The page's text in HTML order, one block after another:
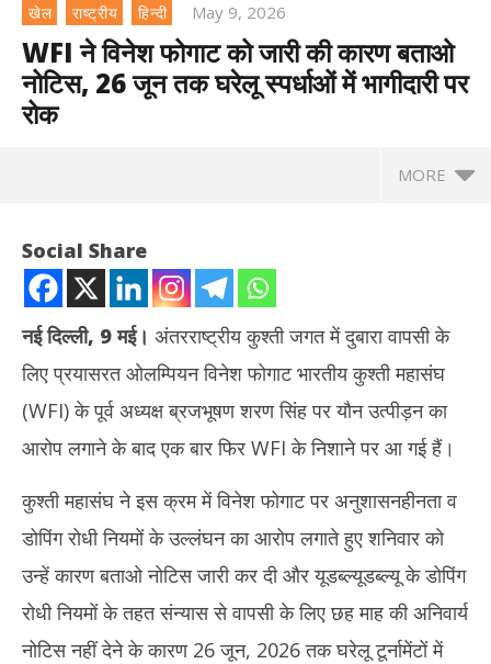
खेल राष्ट्रीय हिन्दी May 9, 2026
WFI ने विनेश फोगाट को जारी की कारण बताओ
नोटिस, 26 जून तक घरेलू स्पर्धाओं में भागीदारी पर
रोक
MORE
NOW VIEWING
WFI ने विनेश फोगाट को जारी की कारण बताओ नोटिस, 26 जून तक घरेलू
स्पर्धाओं में भागीदारी पर रोक
May
9,
2026
Social Share
नई दिल्ली, 9 मई। अंतरराष्ट्रीय कुश्ती जगत में दुबारा वापसी के
लिए प्रयासरत ओलम्पियन विनेश फोगाट भारतीय कुश्ती महासंघ
(WFI) के पूर्व अध्यक्ष ब्रजभूषण शरण सिंह पर यौन उत्पीड़न का
आरोप लगाने के बाद एक बार फिर WFI के निशाने पर आ गई हैं।
कुश्ती महासंघ ने इस क्रम में विनेश फोगाट पर अनुशासनहीनता व
डोपिंग रोधी नियमों के उल्लंघन का आरोप लगाते हुए शनिवार को
उन्हें कारण बताओ नोटिस जारी कर दी और यूडब्ल्यूडब्ल्यू के डोपिंग
रोधी नियमों के तहत संन्यास से वापसी के लिए छह माह की अनिवार्य
नोटिस नहीं देने के कारण 26 जून, 2026 तक घरेलू टूर्नामेंटों में